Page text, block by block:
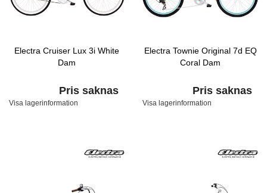
Electra Cruiser Lux 3i White
Dam
Pris saknas
Visa lagerinformation
Electra Townie Original 7d EQ
Coral Dam
Pris saknas
Visa lagerinformation